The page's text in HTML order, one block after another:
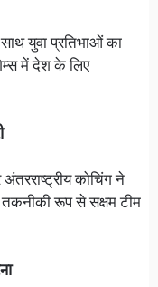
युवा प्रतिभाओं का
में देश के लिए
कोचिंग ने
रूप से सक्षम टीम